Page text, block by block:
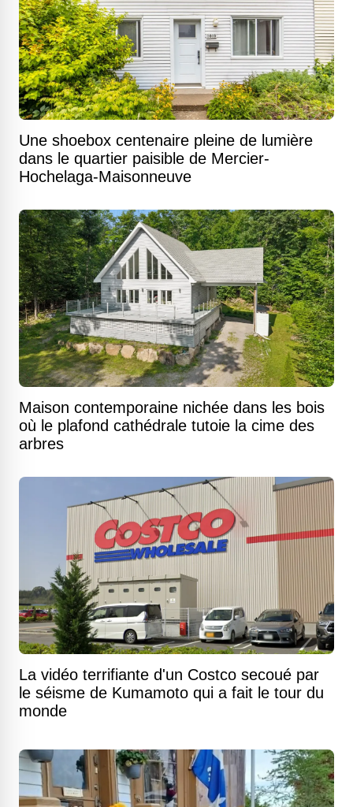
Une shoebox centenaire pleine de lumière
dans le quartier paisible de Mercier-
Hochelaga-Maisonneuve
Maison contemporaine nichée dans les bois
où le plafond cathédrale tutoie la cime des
arbres
La vidéo terrifiante d'un Costco secoué par
le séisme de Kumamoto qui a fait le tour du
monde